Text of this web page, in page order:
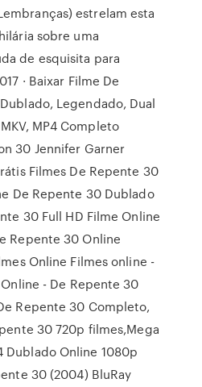
estrelam esta
sobre uma
de esquisita para
· Baixar Filme De
Legendado, Dual
MP4 Completo
30 Jennifer Garner
Filmes De Repente 30
De Repente 30 Dublado
30 Full HD Filme Online
Repente 30 Online
Online Filmes online -
- De Repente 30
Repente 30 Completo,
30 720p filmes,Mega
Dublado Online 1080p
30 (2004) BluRay